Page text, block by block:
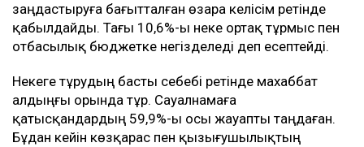
заңдастыруға бағытталған өзара келісім ретінде
қабылдайды. Тағы 10,6%-ы неке ортақ тұрмыс пен
отбасылық бюджетке негізделеді деп есептейді.
Некеге тұрудың басты себебі ретінде махаббат
алдыңғы орында тұр. Сауалнамаға
қатысқандардың 59,9%-ы осы жауапты таңдаған.
Бұдан кейін көзқарас пен қызығушылықтың